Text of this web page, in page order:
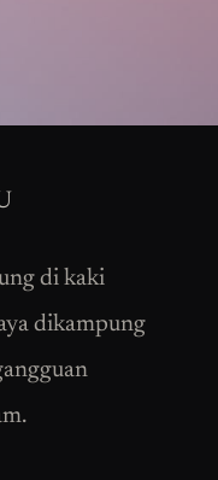
di kaki
dikampung